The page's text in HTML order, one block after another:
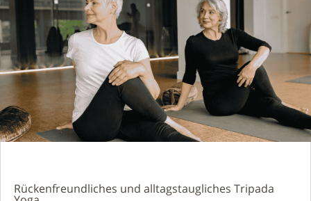
Rückenfreundliches und alltagstaugliches Tripada